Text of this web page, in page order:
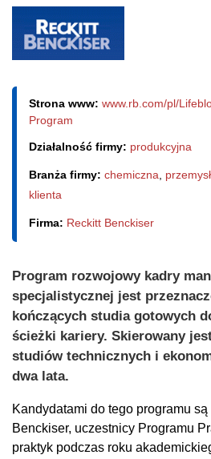
Strona www: www.rb.com/pl/
Program
Działalność firmy: produkcyjna
Branża firmy: chemiczna, przemysł
klienta
Firma: Reckitt Benckiser
Program rozwojowy kadry
specjalistycznej jest
kończących studia gotowych
ścieżki kariery. Skierowany
studiów technicznych i
dwa lata.
Kandydatami do tego programu
Benckiser, uczestnicy Programu
praktyk podczas roku